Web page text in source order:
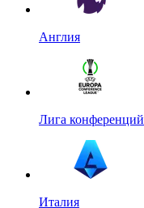
Англия
Лига конференций
Италия